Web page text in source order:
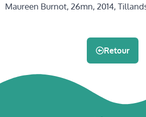
Maureen Burnot, 26mn, 2014,
Retour